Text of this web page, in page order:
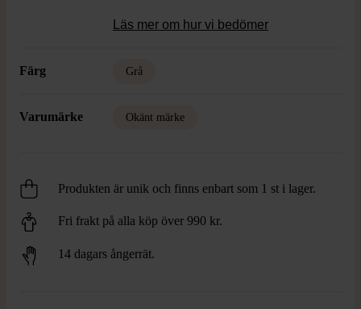
Läs mer om hur vi bedömer
Färg Grå
Varumärke Okänt märke
Produkten är unik och finns enbart som 1 st i lager.
Fri frakt på alla köp över 990 kr.
14 dagars ångerrät.